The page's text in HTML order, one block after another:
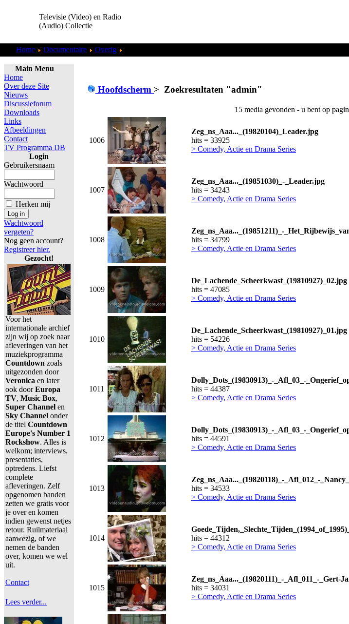
Televisie (Video) en Radio
(Audio) Collectie
Home Documentaire Overig
Main Menu
Home
Over deze Site
Nieuws
Discussieforum
Downloads
Links
Afbeeldingen
Contact
TV Programma DB
Login
Gebruikersnaam
Wachtwoord
Herken mij
Wachtwoord
vergeten?
Nog geen account?
Registreer hier.
Gezocht!
Voor het
internationale archief
zijn wij op zoek naar
afleveringen van het
muziekprogramma
Countdown zoals
uitgezonden door
Veronica en later
ook doorEuropa
TV, Music Box,
Super Channel en
Sky Channel onder
de titel Countdown
Europe's Number 1
Rockshow. Alles is
welkom; interviews,
presentaties,
optredens. Liefst
complete
afleveringen. Zelf
opgenomen banden
zetten we gratis voor
je over en komen
indien gewenst netjes
retour. Ruilmateriaal
aanwezig, of we
nemen de banden
over, komen we wel
uit.
Contact
Lees verder...
Hoofdscherm > Zoekresultaten "admin"
15 media gevonden - u bent op
1006
Zeg_ns_Aaa..._(19820104)_Leader.jpg
hits = 33925
> Comedy, Actie en Drama Series
1007
Zeg_ns_Aaa..._(19851030)_-_Leader.jpg
hits = 34243
> Comedy, Actie en Drama Series
1008
Zeg_ns_Aaa..._(19851211)_-
hits = 34799
> Comedy, Actie en Drama Series
1009
De_Lachende_Scheerkwast_(19810927)_02.jpg
hits = 47085
> Comedy, Actie en Drama Series
1010
De_Lachende_Scheerkwast_(19810927)_01.jpg
hits = 54226
> Comedy, Actie en Drama Series
1011
Dolly_Dots_(19830913)_-_Afl_03_-
hits = 44387
> Comedy, Actie en Drama Series
1012
Dolly_Dots_(19830913)_-_Afl_03_-
hits = 44591
> Comedy, Actie en Drama Series
1013
Zeg_ns_Aaa..._(19820118)_-_Afl_012_-
hits = 34533
> Comedy, Actie en Drama Series
1014
hits = 44312
> Comedy, Actie en Drama Series
1015
Zeg_ns_Aaa..._(19820111)_-_Afl_011_-
hits = 34031
> Comedy, Actie en Drama Series